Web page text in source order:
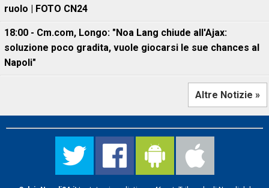
ruolo | FOTO CN24
18:00 - Cm.com, Longo: "Noa Lang chiude all'Ajax:
soluzione poco gradita, vuole giocarsi le sue chances al
Napoli"
Altre Notizie »